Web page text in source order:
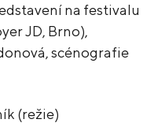
na festivalu
JD, Brno),
scénografie
(režie)